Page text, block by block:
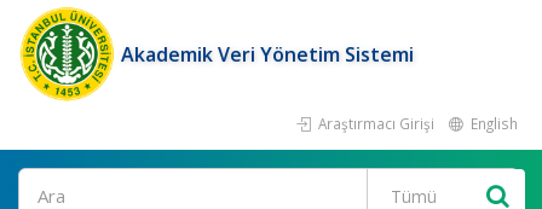
Akademik Veri Yönetim Sistemi
Araştırmacı Girişi English
Ara